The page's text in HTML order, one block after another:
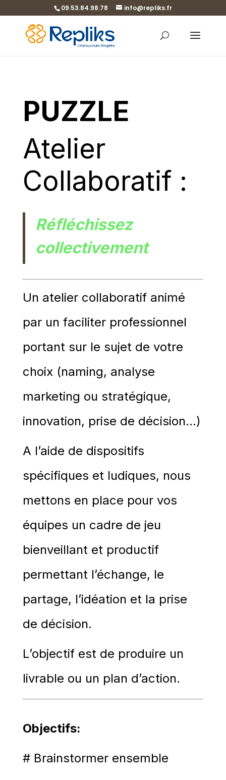
09.53.84.98.78 info@repliks.fr
PUZZLE
Atelier
Collaboratif :
Réfléchissez
collectivement
Un atelier collaboratif animé
par un faciliter professionnel
portant sur le sujet de votre
choix (naming, analyse
marketing ou stratégique,
innovation, prise de décision…)
A l’aide de dispositifs
spécifiques et ludiques, nous
mettons en place pour vos
équipes un cadre de jeu
bienveillant et productif
permettant l’échange, le
partage, l’idéation et la prise
de décision.
L’objectif est de produire un
livrable ou un plan d’action.
Objectifs:
# Brainstormer ensemble